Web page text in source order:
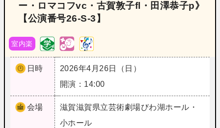
ー・ロマコフvc・古賀敦子fl・田澤恭子p》
【公演番号26‐S‐3】
室内楽
日時
2026年4月26日（日）
開演：14:00
会場 滋賀滋賀県立芸術劇場びわ湖ホール・
小ホール